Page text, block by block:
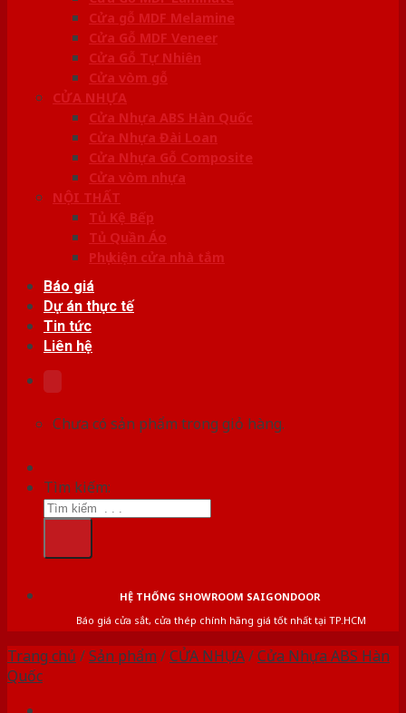
Cửa gỗ MDF Melamine
Cửa Gỗ MDF Veneer
Cửa Gỗ Tự Nhiên
Cửa vòm gỗ
CỬA NHỰA
Cửa Nhựa ABS Hàn Quốc
Cửa Nhựa Đài Loan
Cửa Nhựa Gỗ Composite
Cửa vòm nhựa
NỘI THẤT
Tủ Kệ Bếp
Tủ Quần Áo
Phụ kiện cửa nhà tắm
Báo giá
Dự án thực tế
Tin tức
Liên hệ
Chưa có sản phẩm trong giỏ hàng.
Tìm kiếm:
HỆ THỐNG SHOWROOM SAIGONDOOR
Báo giá cửa sắt, cửa thép chính hãng giá tốt nhất tại TP.HCM
Trang chủ /Sản phẩm /CỬA NHỰA/Cửa Nhựa ABS Hàn
Quốc